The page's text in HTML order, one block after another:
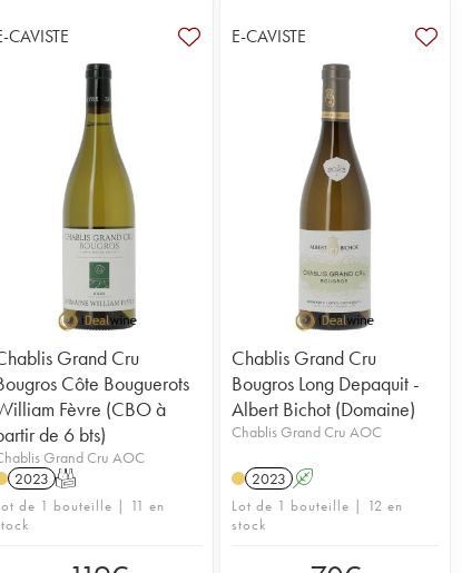
CAVISTE
Grand Cru
Côte Bouguerots
Fèvre (CBO à
de 6 bts)
Grand Cru AOC
2023 T
de 1 bouteille | 11 en
E-CAVISTE
Chablis Grand Cru
Bougros Long Depaquit -
Albert Bichot (Domaine)
Chablis Grand Cru AOC
2023 A
Lot de 1 bouteille | 12 en
stock